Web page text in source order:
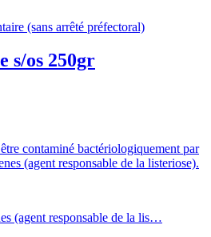
(sans arrêté préfectoral)
s/os 250gr
contaminé bactériologiquement par
(agent responsable de la listeriose).
(agent responsable de la lis…